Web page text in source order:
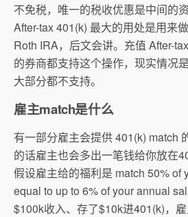
不免税，唯一的税收优惠是中间的
After-tax 401(k) 最大的用处是用来
Roth IRA，后文会讲。充值 After-
的券商都支持这个操作，现实情况
大部分都不支持。
雇主match是什么
有一部分雇主会提供 401(k) match
的话雇主也会多出一笔钱给你放在
假设雇主给的福利是 match 50% of
equal to up to 6% of your annual
$100k收入、存了$10k进401(k)，